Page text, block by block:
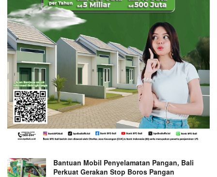
Bantuan Mobil Penyelamatan Pangan, Bali
Perkuat Gerakan Stop Boros Pangan